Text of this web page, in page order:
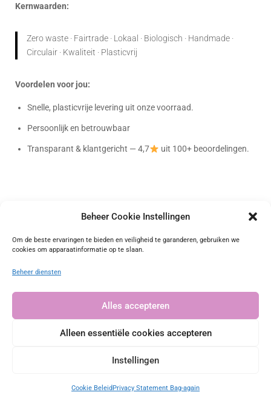
Beheer Cookie Instellingen
Om de beste ervaringen te bieden en veiligheid te garanderen, gebruiken we
cookies om apparaatinformatie op te slaan.
Beheer diensten
Alles accepteren
Alleen essentiële cookies accepteren
Instellingen
Cookie BeleidPrivacy Statement Bag-again
Kernwaarden:
Zero waste · Fairtrade · Lokaal · Biologisch · Handmade ·
Circulair · Kwaliteit · Plasticvrij
Voordelen voor jou:
Snelle, plasticvrije levering uit onze voorraad.
Persoonlijk en betrouwbaar
Transparant & klantgericht — 4,7 uit 100+ beoordelingen.
Bag-again
4.72 waardering
Bag-again.nl• Deze website wordt beheerd en